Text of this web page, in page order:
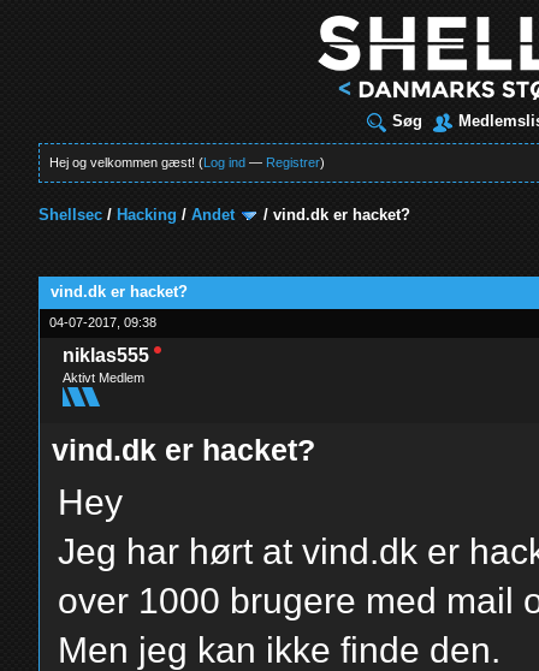
Søg
Hej og velkommen gæst! (Log ind — Registrer)
Shellsec / Hacking /Andet /vind.dk er hacket?
vind.dk er hacket?
04-07-2017, 09:38
niklas555
Aktivt Medlem
vind.dk er hacket?
Hey
Jeg har hørt at vind.dk er
over 1000 brugere med mail
Men jeg kan ikke finde den.